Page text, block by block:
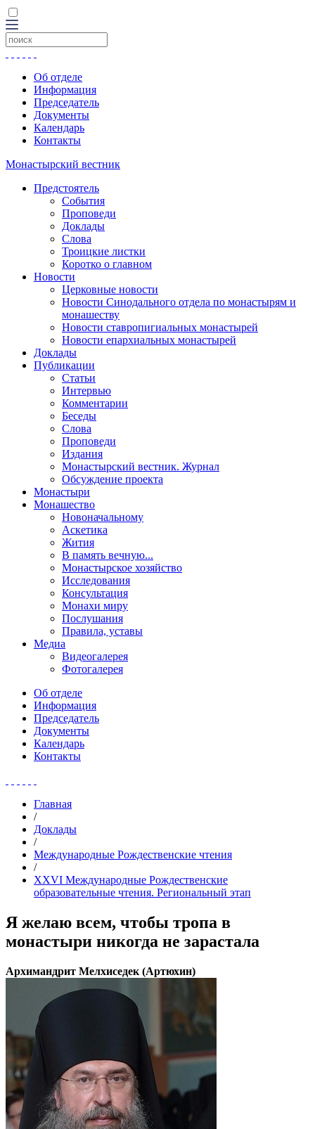
Об отделе
Информация
Председатель
Документы
Календарь
Контакты
Монастырский вестник
Предстоятель
События
Проповеди
Доклады
Слова
Троицкие листки
Коротко о главном
Новости
Церковные новости
Новости Синодального отдела по монастырям и
монашеству
Новости ставропигиальных монастырей
Новости епархиальных монастырей
Доклады
Публикации
Статьи
Интервью
Комментарии
Беседы
Слова
Проповеди
Издания
Монастырский вестник. Журнал
Обсуждение проекта
Монастыри
Монашество
Новоначальному
Аскетика
Жития
В память вечную...
Монастырское хозяйство
Исследования
Консультация
Монахи миру
Послушания
Правила, уставы
Медиа
Видеогалерея
Фотогалерея
Об отделе
Информация
Председатель
Документы
Календарь
Контакты
Главная
/
Доклады
/
Международные Рождественские чтения
/
XXVI Международные Рождественские
образовательные чтения. Региональный этап
Я желаю всем, чтобы тропа в
монастыри никогда не зарастала
Архимандрит Мелхиседек (Артюхин)